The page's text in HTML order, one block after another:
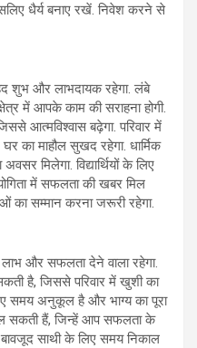
धैर्य बनाए रखें. निवेश करने से
शुभ और लाभदायक रहेगा. लंबे
में आपके काम की सराहना होगी.
आत्मविश्वास बढ़ेगा. परिवार में
का माहौल सुखद रहेगा. धार्मिक
मिलेगा. विद्यार्थियों के लिए
में सफलता की खबर मिल
का सम्मान करना जरूरी रहेगा.
और सफलता देने वाला रहेगा.
है, जिससे परिवार में खुशी का
समय अनुकूल है और भाग्य का पूरा
सकती हैं, जिन्हें आप सफलता के
साथी के लिए समय निकाल